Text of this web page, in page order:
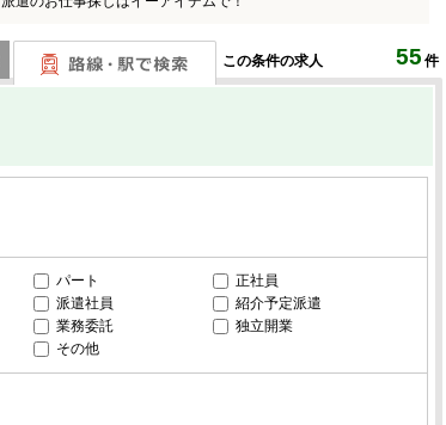
この条件の求人 55 件
パート
正社員
派遣社員
紹介予定派遣
業務委託
独立開業
その他